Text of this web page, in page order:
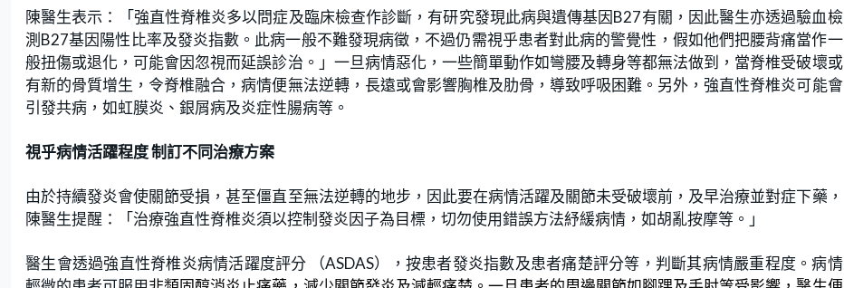
陳醫生表示：「強直性脊椎炎多以問症及臨床檢查作診斷，有研究發現此病與遺傳基因B27有關，因此醫生亦透過驗血檢
測B27基因陽性比率及發炎指數。此病一般不難發現病徵，不過仍需視乎患者對此病的警覺性，假如他們把腰背痛當作一
般扭傷或退化，可能會因忽視而延誤診治。」一旦病情惡化，一些簡單動作如彎腰及轉身等都無法做到，當脊椎受破壞或
有新的骨質增生，令脊椎融合，病情便無法逆轉，長遠或會影響胸椎及肋骨，導致呼吸困難。另外，強直性脊椎炎可能會
引發共病，如虹膜炎、銀屑病及炎症性腸病等。
視乎病情活躍程度制訂不同治療方案
由於持續發炎會使關節受損，甚至僵直至無法逆轉的地步，因此要在病情活躍及關節未受破壞前，及早治療並對症下藥，
陳醫生提醒：「治療強直性脊椎炎須以控制發炎因子為目標，切勿使用錯誤方法紓緩病情，如胡亂按摩等。」
醫生會透過強直性脊椎炎病情活躍度評分 （ASDAS），按患者發炎指數及患者痛楚評分等，判斷其病情嚴重程度。病情